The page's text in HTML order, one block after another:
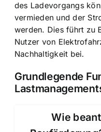
des Ladevorgangs
vermieden und der
werden. Dies führt zu
Nutzer von
Nachhaltigkeit bei.
Grundlegende
Wie